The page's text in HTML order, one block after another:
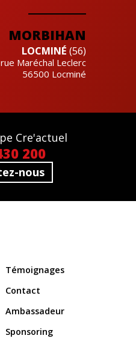
MORBIHAN
LOCMINÉ (56)
Maréchal Leclerc
56500 Locminé
Cre'actuel
200
nous
Témoignages
Contact
Ambassadeur
Sponsoring